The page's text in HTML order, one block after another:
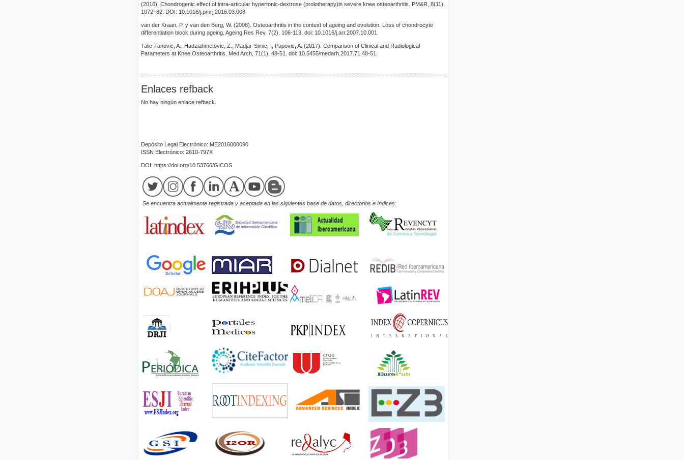
(2016). Chondrogenic effect of intra-articular hypertonic-dextrose (prolotherapy)in severe knee osteoarthritis. PM&R, 8(11),
1072–82. DOI: 10.1016/j.pmrj.2016.03.008
van der Kraan, P. y van den Berg, W. (2008). Osteoarthritis in the context of ageing and evolution. Loss of chondrocyte
differentiation block during ageing. Ageing Res Rev, 7(2), 106-113. doi: 10.1016/j.arr.2007.10.001
Talic-Tanovic, A., Hadziahmetovic, Z., Madjar-Simic, I, Papovic, A. (2017). Comparison of Clinical and Radiological
Parameters at Knee Osteoarthritis. Med Arch, 71(1), 48-51. doi: 10.5455/medarh.2017.71.48-51.
Enlaces refback
No hay ningún enlace refback.
Depósito Legal Electrónico: ME2016000090
ISSN Electrónico: 2610-797X
DOI: https://doi.org/10.53766/GICOS
Se encuentra actualmente registrada y aceptada en las siguientes base de datos, directorios e índices: